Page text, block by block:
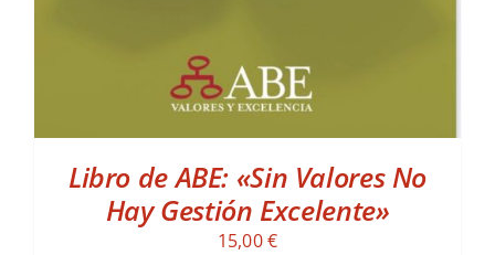
Libro de ABE: «Sin Valores No
Hay Gestión Excelente»
15,00€